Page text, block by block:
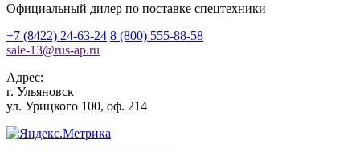
Официальный дилер по поставке спецтехники
+7 (8422) 24-63-24 8 (800) 555-88-58
sale-13@rus-ap.ru
Адрес:
г. Ульяновск
ул. Урицкого 100, оф. 214